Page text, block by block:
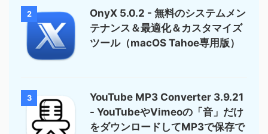
2
OnyX 5.0.2 - 無料のシステムメン
テナンス＆最適化＆カスタマイズ
ツール（macOS Tahoe専用版）
3
YouTube MP3 Converter 3.9.21
- YouTubeやVimeoの「音」だけ
をダウンロードしてMP3で保存で